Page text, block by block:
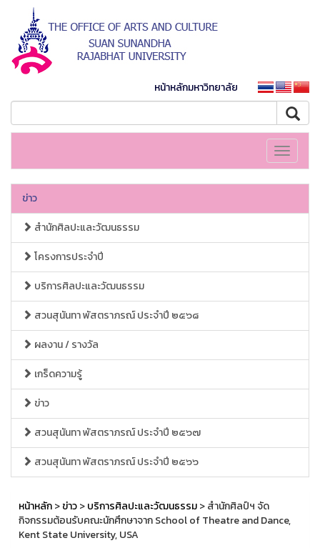
หน้าหลักมหาวิทยาลัย
Toggle
ข่าว
สำนักศิลปะและวัฒนธรรม
โครงการประจำปี
บริการศิลปะและวัฒนธรรม
สวนสุนันทา พัสตราภรณ์ ประจำปี ๒๕๖๘
ผลงาน / รางวัล
เกร็ดความรู้
ข่าว
สวนสุนันทา พัสตราภรณ์ ประจำปี ๒๕๖๗
สวนสุนันทา พัสตราภรณ์ ประจำปี ๒๕๖๖
หน้าหลัก>ข่าว>บริการศิลปะและวัฒนธรรม> สำนักศิลป์ฯ จัด
กิจกรรมต้อนรับคณะนักศึกษาจาก School of Theatre and Dance,
Kent State University, USA